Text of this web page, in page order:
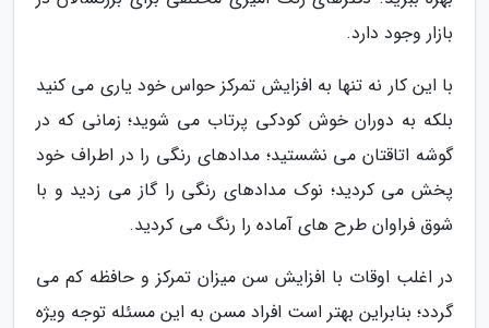
بازار وجود دارد.
با این کار نه تنها به افزایش تمرکز حواس خود یاری می کنید
بلکه به دوران خوش کودکی پرتاب می شوید؛ زمانی که در
گوشه اتاقتان می نشستید؛ مدادهای رنگی را در اطراف خود
پخش می کردید؛ نوک مدادهای رنگی را گاز می زدید و با
شوق فراوان طرح های آماده را رنگ می کردید.
در اغلب اوقات با افزایش سن میزان تمرکز و حافظه کم می
گردد؛ بنابراین بهتر است افراد مسن به این مسئله توجه ویژه